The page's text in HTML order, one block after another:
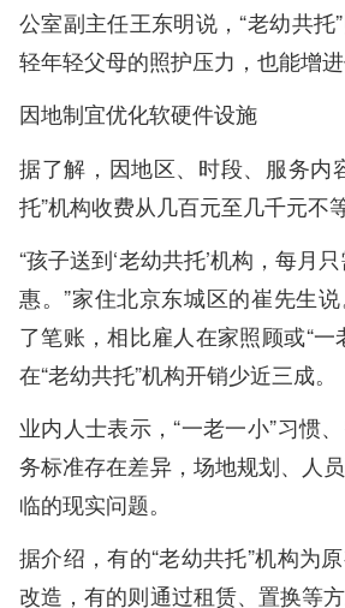
公室副主任王东明说，“老幼共托
轻年轻父母的照护压力，也能增进
因地制宜优化软硬件设施
据了解，因地区、时段、服务内
托”机构收费从几百元至几千元不等
“孩子送到‘老幼共托’机构，每月
惠。”家住北京东城区的崔先生
了笔账，相比雇人在家照顾或“一
在“老幼共托”机构开销少近三成。
业内人士表示，“一老一小”习惯
务标准存在差异，场地规划、人
临的现实问题。
据介绍，有的“老幼共托”机构为
改造，有的则通过租赁、置换等